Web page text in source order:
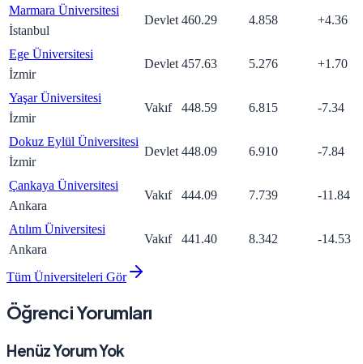
Marmara Üniversitesi
İstanbul
Devlet 460.29 4.858 +4.36
Ege Üniversitesi
İzmir
Devlet 457.63 5.276 +1.70
Yaşar Üniversitesi
İzmir
Vakıf 448.59 6.815 -7.34
Dokuz Eylül Üniversitesi
İzmir
Devlet 448.09 6.910 -7.84
Çankaya Üniversitesi
Ankara
Vakıf 444.09 7.739 -11.84
Atılım Üniversitesi
Ankara
Vakıf 441.40 8.342 -14.53
Tüm Üniversiteleri Gör
Öğrenci Yorumları
Henüz Yorum Yok